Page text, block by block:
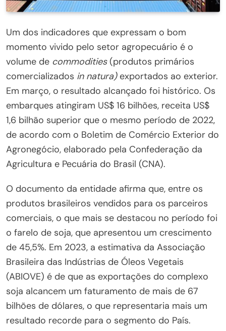
Um dos indicadores que expressam o bom
momento vivido pelo setor agropecuário é o
volume de commodities(produtos primários
comercializados in natura)exportados ao exterior.
Em março, o resultado alcançado foi histórico. Os
embarques atingiram US$ 16 bilhões, receita US$
1,6 bilhão superior que o mesmo período de 2022,
de acordo com o Boletim de Comércio Exterior do
Agronegócio, elaborado pela Confederação da
Agricultura e Pecuária do Brasil (CNA).
O documento da entidade afirma que, entre os
produtos brasileiros vendidos para os parceiros
comerciais, o que mais se destacou no período foi
o farelo de soja, que apresentou um crescimento
de 45,5%. Em 2023, a estimativa da Associação
Brasileira das Indústrias de Óleos Vegetais
(ABIOVE) é de que as exportações do complexo
soja alcancem um faturamento de mais de 67
bilhões de dólares, o que representaria mais um
resultado recorde para o segmento do País.